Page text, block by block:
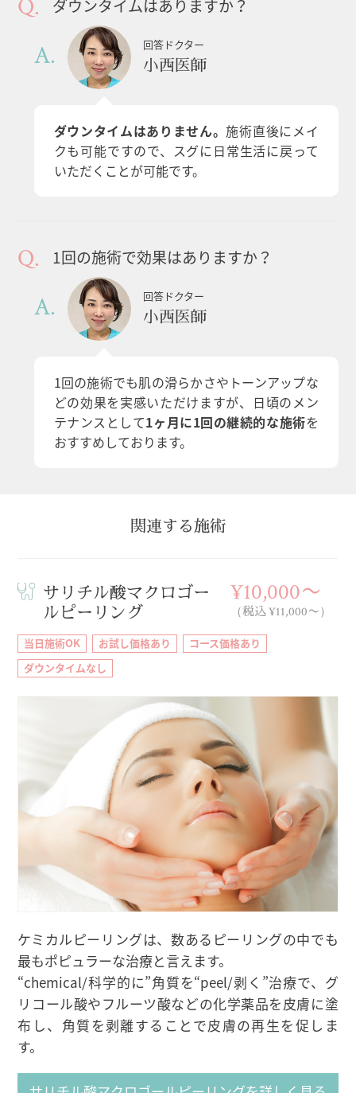
ダウンタイムはありますか？
回答ドクター
小西医師
ダウンタイムはありません。施術直後にメイ
クも可能ですので、スグに日常生活に戻って
いただくことが可能です。
1回の施術で効果はありますか？
回答ドクター
小西医師
1回の施術でも肌の滑らかさやトーンアップな
どの効果を実感いただけますが、日頃のメン
テナンスとして1ヶ月に1回の継続的な施術を
おすすめしております。
関連する施術
サリチル酸マクロゴー
ルピーリング
¥10,000〜
（税込 ¥11,000〜）
当日施術OK お試し価格あり
コース価格あり
ダウンタイムなし
ケミカルピーリングは、数あるピーリングの中でも
最もポピュラーな治療と言えます。
“chemical/科学的に”角質を“peel/剥く”治療で、グ
リコール酸やフルーツ酸などの化学薬品を皮膚に塗
布し、角質を剥離することで皮膚の再生を促しま
す。